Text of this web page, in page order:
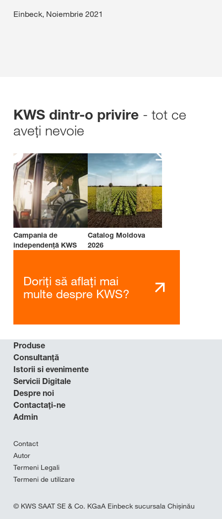
Einbeck, Noiembrie 2021
KWS dintr-o privire - tot ce
aveți nevoie
Campania de
independenţă KWS
Catalog Moldova
2026
Doriți să aflați mai
multe despre KWS?
Produse
Consultanţă
Istorii si evenimente
Servicii Digitale
Despre noi
Contactaţi-ne
Admin
Contact
Autor
Termeni Legali
Termeni de utilizare
© KWS SAAT SE & Co. KGaA Einbeck sucursala Chișinău